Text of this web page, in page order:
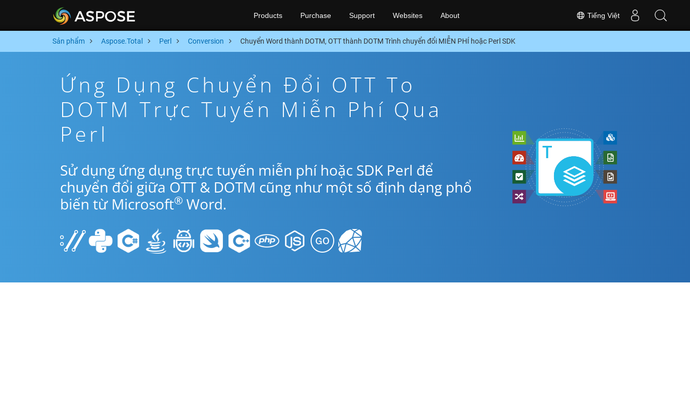
Tiếng Việt
Products Purchase Support Websites About
Sản phẩm Aspose.Total Perl Conversion Chuyển Word thành DOTM, OTT thành DOTM Trình chuyển đổi MIỄN PHÍ hoặc Perl SDK
Ứng Dụng Chuyển Đổi OTT To
DOTM Trực Tuyến Miễn Phí Qua
Perl
Sử dụng ứng dụng trực tuyến miễn phí hoặc SDK Perl để
chuyển đổi giữa OTT & DOTM cũng như một số định dạng phổ
biến từ Microsoft® Word.